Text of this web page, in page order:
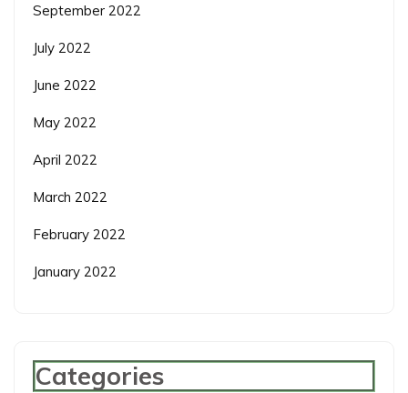
September 2022
July 2022
June 2022
May 2022
April 2022
March 2022
February 2022
January 2022
Categories